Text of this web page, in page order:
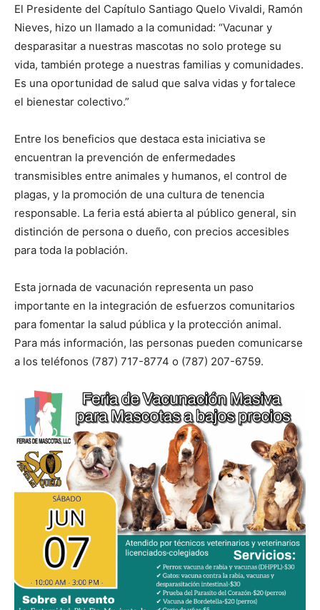
El Presidente del Capítulo Santiago Quelo Vivaldi, Ramón
Nieves, hizo un llamado a la comunidad: “Vacunar y
desparasitar a nuestras mascotas no solo protege su
vida, también protege a nuestras familias y comunidades.
Es una oportunidad de salud que salva vidas y fortalece
el bienestar colectivo.”
Entre los beneficios que destaca esta iniciativa se
encuentran la prevención de enfermedades
transmisibles entre animales y humanos, el control de
plagas, y la promoción de una cultura de tenencia
responsable. La feria está abierta al público general, sin
distinción de persona o dueño, con precios accesibles
para toda la población.
Esta jornada de vacunación representa un paso
importante en la integración de esfuerzos comunitarios
para fomentar la salud pública y la protección animal.
Para más información, las personas pueden comunicarse
a los teléfonos (787) 717-8774 o (787) 207-6759.